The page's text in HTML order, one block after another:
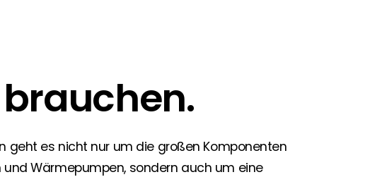
und Dokumentation!
Neuigkeiten von Segen. Hier erfahren Sie es zuerst!
Partner und profitieren Sie von unseren Vorteilen!
passenden PV-Installateur? Dann sind Sie bei uns genau richtig.
geht es nicht nur um die großen Komponenten
Wärmepumpen, sondern auch um eine